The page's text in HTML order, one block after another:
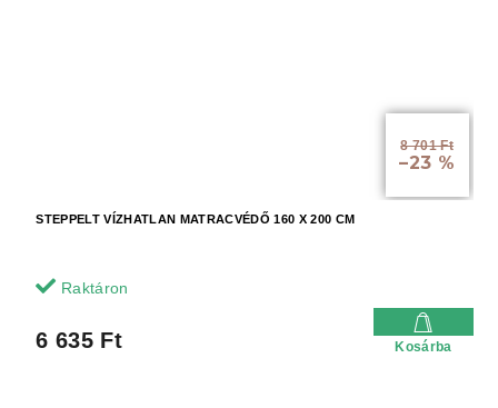
8 701 Ft
–23 %
STEPPELT VÍZHATLAN MATRACVÉDŐ 160 X 200 CM
Raktáron
6 635 Ft Kosárba